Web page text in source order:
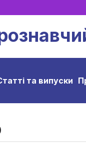
та випуски